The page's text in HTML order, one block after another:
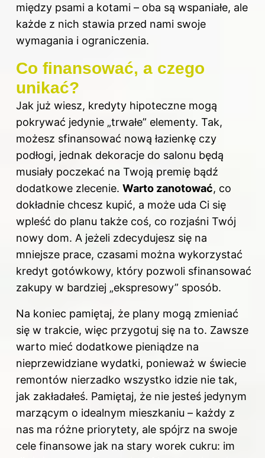
między psami a kotami – oba są wspaniałe, ale
każde z nich stawia przed nami swoje
wymagania i ograniczenia.
Co finansować, a czego
unikać?
Jak już wiesz, kredyty hipoteczne mogą
pokrywać jedynie „trwałe” elementy. Tak,
możesz sfinansować nową łazienkę czy
podłogi, jednak dekoracje do salonu będą
musiały poczekać na Twoją premię bądź
dodatkowe zlecenie. Warto zanotować, co
dokładnie chcesz kupić, a może uda Ci się
wpleść do planu także coś, co rozjaśni Twój
nowy dom. A jeżeli zdecydujesz się na
mniejsze prace, czasami można wykorzystać
kredyt gotówkowy, który pozwoli sfinansować
zakupy w bardziej „ekspresowy” sposób.
Na koniec pamiętaj, że plany mogą zmieniać
się w trakcie, więc przygotuj się na to. Zawsze
warto mieć dodatkowe pieniądze na
nieprzewidziane wydatki, ponieważ w świecie
remontów nierzadko wszystko idzie nie tak,
jak zakładałeś. Pamiętaj, że nie jesteś jedynym
marzącym o idealnym mieszkaniu – każdy z
nas ma różne priorytety, ale spójrz na swoje
cele finansowe jak na stary worek cukru: im